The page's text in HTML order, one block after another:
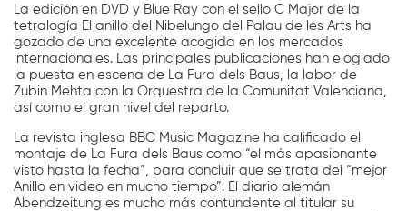
La edición en DVD y Blue Ray con el sello C Major de la
tetralogía El anillo del Nibelungo del Palau de les Arts ha
gozado de una excelente acogida en los mercados
internacionales. Las principales publicaciones han elogiado
la puesta en escena de La Fura dels Baus, la labor de
Zubin Mehta con la Orquestra de la Comunitat Valenciana,
así como el gran nivel del reparto.
La revista inglesa BBC Music Magazine ha calificado el
montaje de La Fura dels Baus como “el más apasionante
visto hasta la fecha”, para concluir que se trata del “mejor
Anillo en video en mucho tiempo”. El diario alemán
Abendzeitung es mucho más contundente al titular su